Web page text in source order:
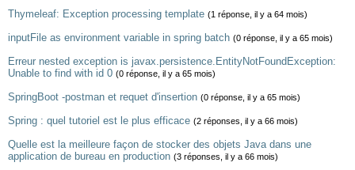
Thymeleaf: Exception processing template (1 réponse, il y a 64 mois)
inputFile as environment variable in spring batch (0 réponse, il y a 65 mois)
Erreur nested exception is javax.persistence.EntityNotFoundException:
Unable to find with id 0 (0 réponse, il y a 65 mois)
SpringBoot -postman et requet d'insertion (0 réponse, il y a 65 mois)
Spring : quel tutoriel est le plus efficace (2 réponses, il y a 66 mois)
Quelle est la meilleure façon de stocker des objets Java dans une
application de bureau en production (3 réponses, il y a 66 mois)